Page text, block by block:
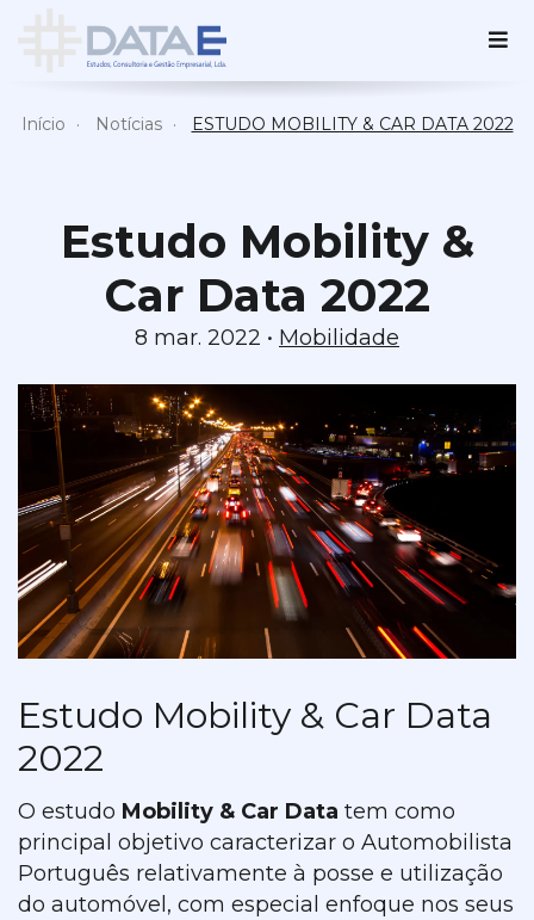
Início Notícias ESTUDO MOBILITY & CAR DATA 2022
Estudo Mobility &
Car Data 2022
8 mar. 2022 • Mobilidade
Estudo Mobility & Car Data
2022
O estudo Mobility & Car Data tem como
principal objetivo caracterizar o Automobilista
Português relativamente à posse e utilização
do automóvel, com especial enfoque nos seus